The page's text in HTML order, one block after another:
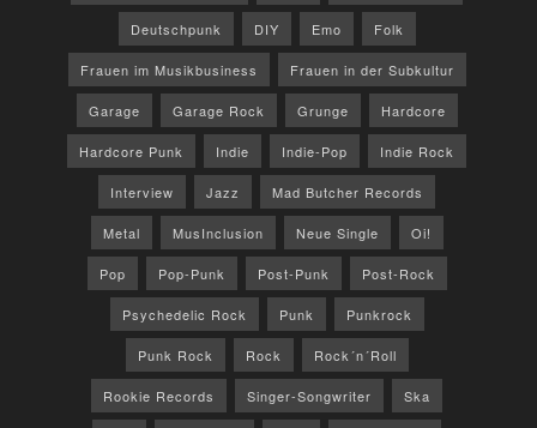
Deutschpunk DIY Emo Folk
Frauen im Musikbusiness Frauen in der Subkultur
Garage Garage Rock Grunge Hardcore
Hardcore Punk Indie Indie-Pop Indie Rock
Interview Jazz Mad Butcher Records
Metal MusInclusion Neue Single Oi!
Pop Pop-Punk Post-Punk Post-Rock
Psychedelic Rock Punk Punkrock
Punk Rock Rock Rock´n´Roll
Rookie Records Singer-Songwriter Ska